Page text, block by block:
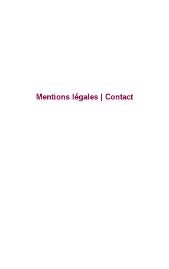
Mentions légales |Contact